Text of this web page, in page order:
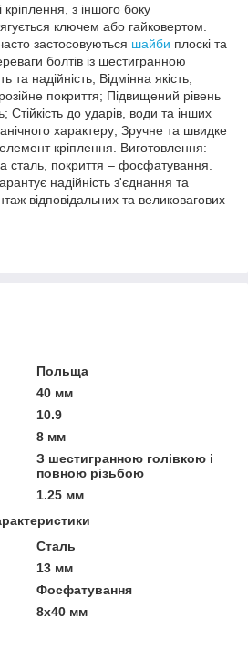
з іншого боку
ключем або гайковертом.
застосовуються шайби плоскі та
болтів із шестигранною
та надійність; Відмінна якість;
покриття; Підвищений рівень
Стійкість до ударів, води та інших
характеру; Зручне та швидке
кріплення. Виготовлення:
сталь, покриття – фосфатування.
надійність з'єднання та
відповідальних та великовагових
Польща
40 мм
10.9
8 мм
З шестигранною голівкою і
повною різьбою
1.25 мм
Сталь
13 мм
Фосфатування
8х40 мм